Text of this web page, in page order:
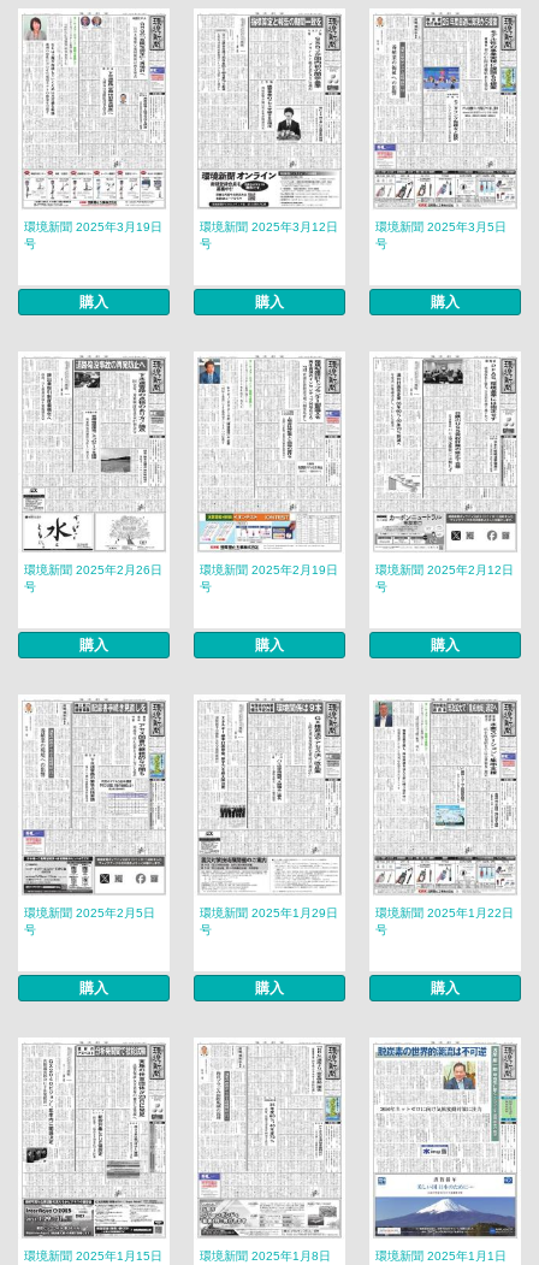
環境新聞 2025年3月19日
号
購入
環境新聞 2025年3月12日
号
購入
環境新聞 2025年3月5日
号
購入
環境新聞 2025年2月26日
号
購入
環境新聞 2025年2月19日
号
購入
環境新聞 2025年2月12日
号
購入
環境新聞 2025年2月5日
号
購入
環境新聞 2025年1月29日
号
購入
環境新聞 2025年1月22日
号
購入
環境新聞 2025年1月15日
環境新聞 2025年1月8日
環境新聞 2025年1月1日